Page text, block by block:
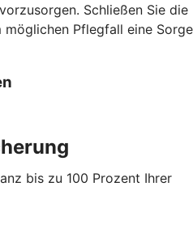
Schließen Sie die
Pflegfall eine Sorge
bis zu 100 Prozent Ihrer